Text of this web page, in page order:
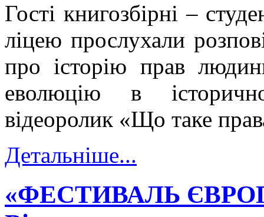
Гості книгозбірні –
ліцею прослухали
про історію прав
еволюцію в
відеоролик «Що таке
Детальніше...
«ФЕСТИВАЛЬ